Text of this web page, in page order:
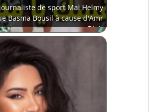
de sport Mai Helmy
Basma Bousil à cause d'Amr
Diab